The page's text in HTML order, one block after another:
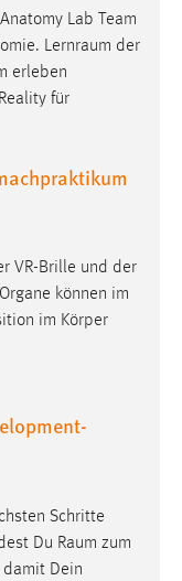
Lab Team
Lernraum der
erleben
für
VR-Brille und der
können im
im Körper
Schritte
Du Raum zum
damit Dein